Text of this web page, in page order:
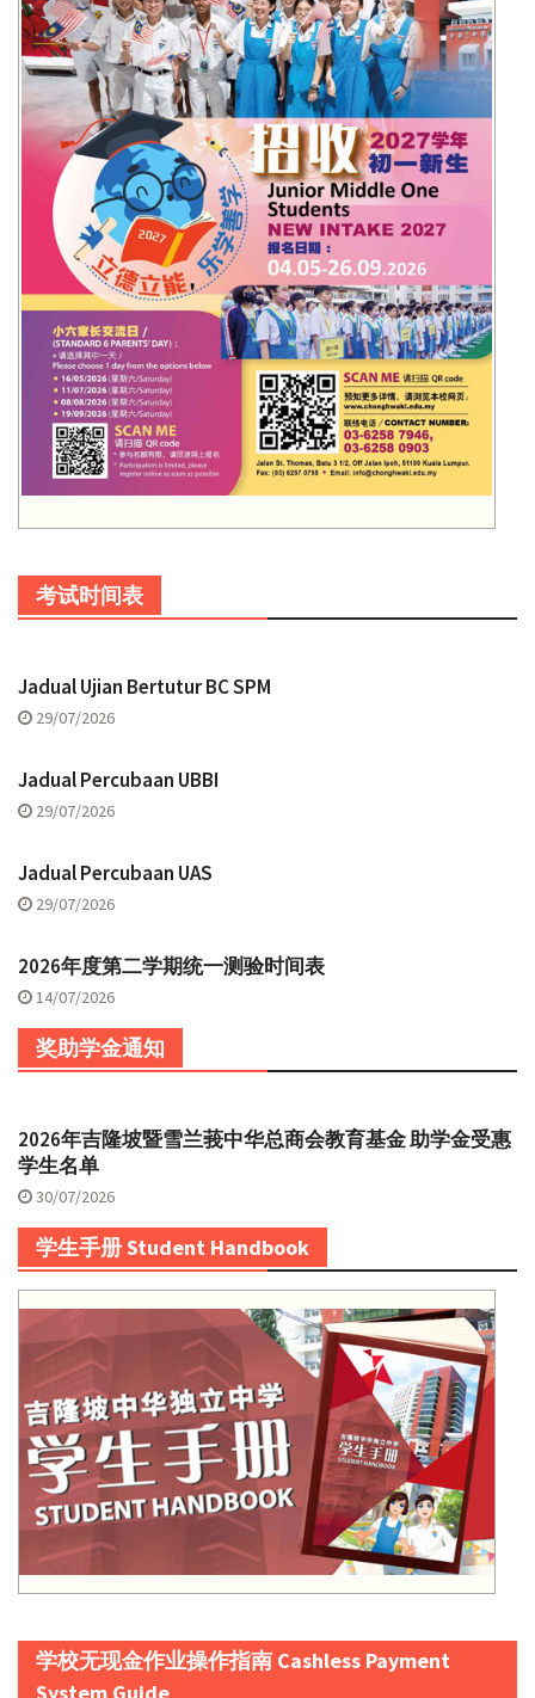
考试时间表
Jadual Ujian Bertutur BC SPM
29/07/2026
Jadual Percubaan UBBI
29/07/2026
Jadual Percubaan UAS
29/07/2026
2026年度第二学期统一测验时间表
14/07/2026
奖助学金通知
2026年吉隆坡暨雪兰莪中华总商会教育基金 助学金受惠
学生名单
30/07/2026
学生手册 Student Handbook
学校无现金作业操作指南 Cashless Payment